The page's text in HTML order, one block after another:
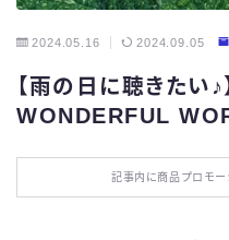
おでかけ
お役立ち情報
2024.05.16 2024.09.05
【雨の日に聴きた
WONDERFUL
記事内に商品プロモ